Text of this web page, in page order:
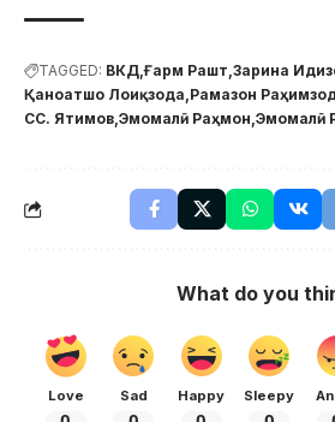
TAGGED: ВКД Ғарм Рашт Зарина
Қаноатшо Лоиқзода Рамазон
СС. Ятимов Эмомалӣ Раҳмон Эмомалӣ
What do you
Love Sad Happy Sleepy